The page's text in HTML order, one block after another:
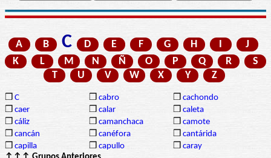
A B C D E F G H I
J
K
L M N Ñ O P Q R
S
T
U V W X Y Z
❒ C ❒ cabro ❒ cachondo
❒ caer ❒ calar ❒ caleta
❒ cáliz ❒ camanchaca ❒ camote
❒ cancán ❒ canéfora ❒ cantárida
❒ capilla ❒ capullo ❒ caray